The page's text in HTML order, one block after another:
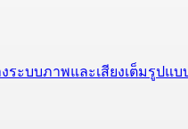
ระบบภาพและเสียงเต็มรูปแบ